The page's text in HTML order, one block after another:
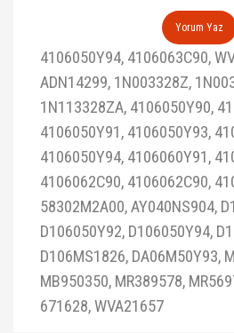
Yorum Yaz
4106050Y94, 4106063C90,
ADN14299, 1N003328Z,
1N113328ZA, 4106050Y90,
4106050Y91, 4106050Y93,
4106050Y94, 4106060Y91,
4106062C90, 4106062C90,
58302M2A00, AY040NS904,
D106050Y92, D106050Y94,
D106MS1826, DA06M50Y93,
MB950350, MR389578,
671628, WVA21657